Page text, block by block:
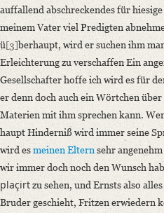
auffallend abschreckendes für
meinem Vater viel Predigten
ü[3]berhaupt, wird er suchen ihm
Erleichterung zu verschaffen Ein
Gesellschafter hoffe ich wird es für
er denn doch auch ein Wörtchen
Materien mit ihm sprechen kann.
haupt Hinderniß wird immer seine
wird esmeinen Eltern sehr
wir immer doch noch den Wunsch
plaçirtzu sehen, und Ernsts also
Bruder geschieht, Fritzen erwiedern